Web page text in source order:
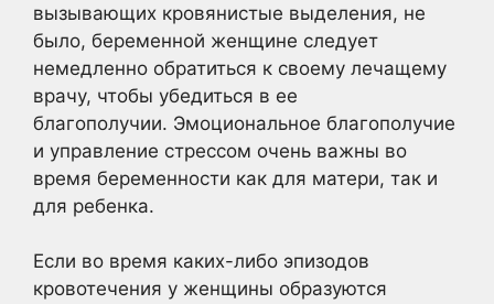
вызывающих кровянистые выделения, не
было, беременной женщине следует
немедленно обратиться к своему лечащему
врачу, чтобы убедиться в ее
благополучии. Эмоциональное благополучие
и управление стрессом очень важны во
время беременности как для матери, так и
для ребенка.
Если во время каких-либо эпизодов
кровотечения у женщины образуются